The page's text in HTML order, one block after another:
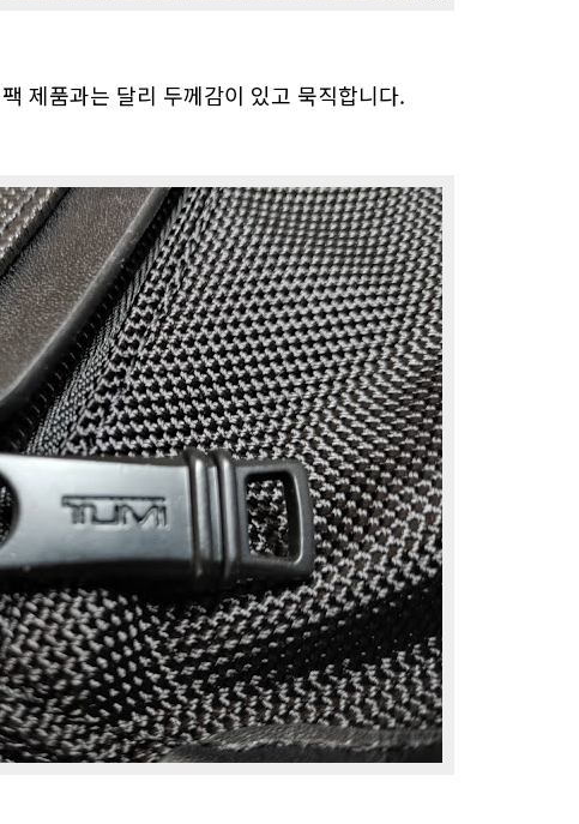
제품과는 달리 두께감이 있고 묵직합니다.